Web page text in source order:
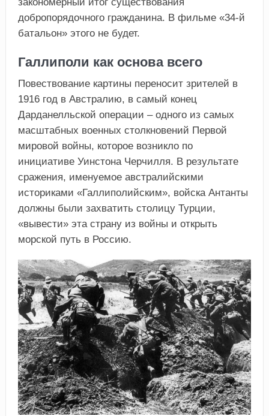
добропорядочного гражданина. В фильме «34-й
батальон» этого не будет.
Галлиполи как основа всего
Повествование картины переносит зрителей в
1916 год в Австралию, в самый конец
Дарданелльской операции – одного из самых
масштабных военных столкновений Первой
мировой войны, которое возникло по
инициативе Уинстона Черчилля. В результате
сражения, именуемое австралийскими
историками «Галлиполийским», войска Антанты
должны были захватить столицу Турции,
«вывести» эта страну из войны и открыть
морской путь в Россию.